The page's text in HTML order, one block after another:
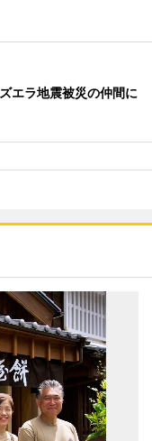
エラ地震被災の仲間に